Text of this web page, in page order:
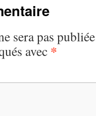
sera pas
avec *